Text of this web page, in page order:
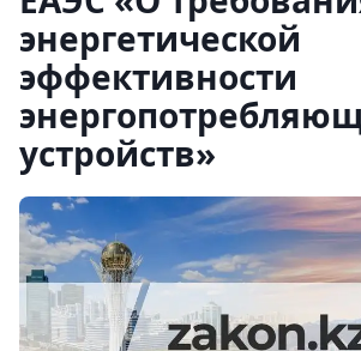
энергетической
эффективности
устройств»